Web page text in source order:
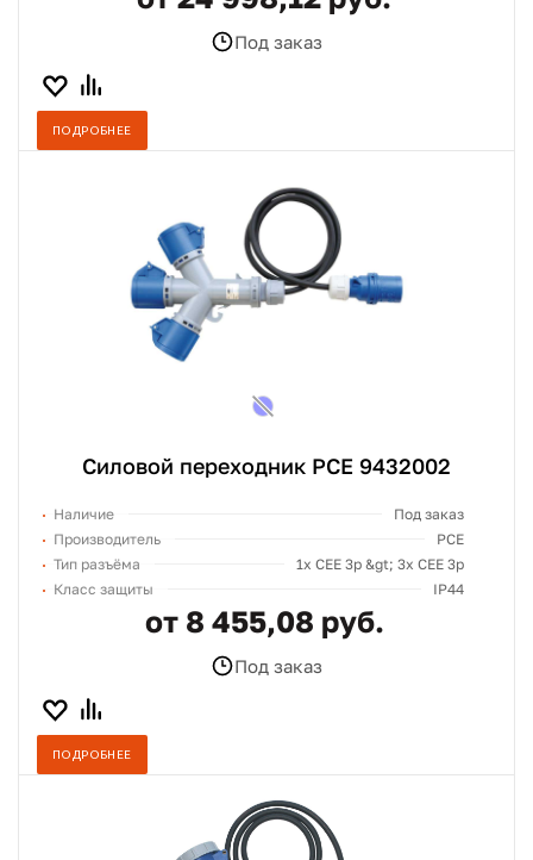
Под заказ
ПОДРОБНЕЕ
Силовой переходник PCE 9432002
Наличие
Под заказ
Производитель
PCE
Тип разъёма
1х СЕЕ 3p &gt; 3х СЕЕ 3p
Класс защиты
IP44
от 8 455,08 руб.
Под заказ
ПОДРОБНЕЕ